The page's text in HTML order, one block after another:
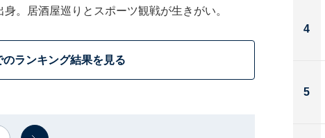
。居酒屋巡りとスポーツ観戦が生きがい。
のランキング結果を見る
4
5